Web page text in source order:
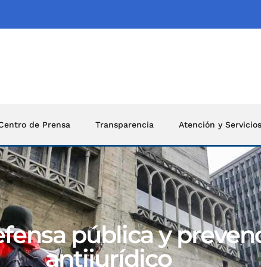
de Prensa Transparencia Atención y
pública y
antijurídico